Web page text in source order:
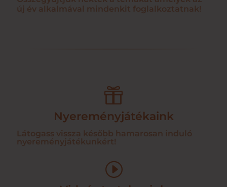
új év alkalmával mindenkit foglalkoztatnak!

Nyereményjátékaink
Látogass vissza később hamarosan induló
nyereményjátékunkért!
I